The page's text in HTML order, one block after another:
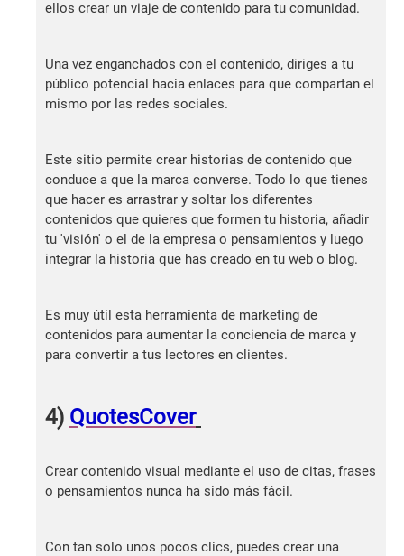
ellos crear un viaje de contenido para tu comunidad.
Una vez enganchados con el contenido, diriges a tu
público potencial hacia enlaces para que compartan el
mismo por las redes sociales.
Este sitio permite crear historias de contenido que
conduce a que la marca converse. Todo lo que tienes
que hacer es arrastrar y soltar los diferentes
contenidos que quieres que formen tu historia, añadir
tu 'visión' o el de la empresa o pensamientos y luego
integrar la historia que has creado en tu web o blog.
Es muy útil esta herramienta de marketing de
contenidos para aumentar la conciencia de marca y
para convertir a tus lectores en clientes.
4) QuotesCover
Crear contenido visual mediante el uso de citas, frases
o pensamientos nunca ha sido más fácil.
Con tan solo unos pocos clics, puedes crear una